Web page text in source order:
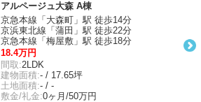
アルページュ大森 A棟
京急本線「大森町」駅 徒歩14分
京浜東北線「蒲田」駅 徒歩22分
京急本線「梅屋敷」駅 徒歩18分
18.4万円
間取:2LDK
建物面積:- / 17.65坪
土地面積:- / -
敷金/礼金:0ヶ月/50万円